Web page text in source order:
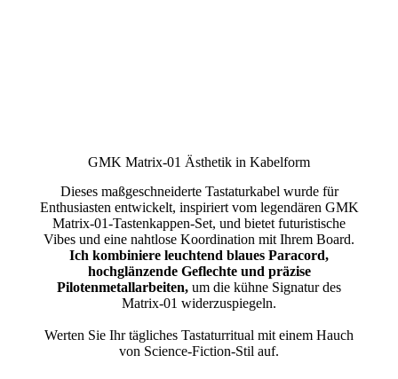
GMK Matrix-01 Ästhetik in Kabelform
Dieses maßgeschneiderte Tastaturkabel wurde für
Enthusiasten entwickelt, inspiriert vom legendären GMK
Matrix-01-Tastenkappen-Set, und bietet futuristische
Vibes und eine nahtlose Koordination mit Ihrem Board.
Ich kombiniere leuchtend blaues Paracord,
hochglänzende Geflechte und präzise
Pilotenmetallarbeiten, um die kühne Signatur des
Matrix-01 widerzuspiegeln.
Werten Sie Ihr tägliches Tastaturritual mit einem Hauch
von Science-Fiction-Stil auf.